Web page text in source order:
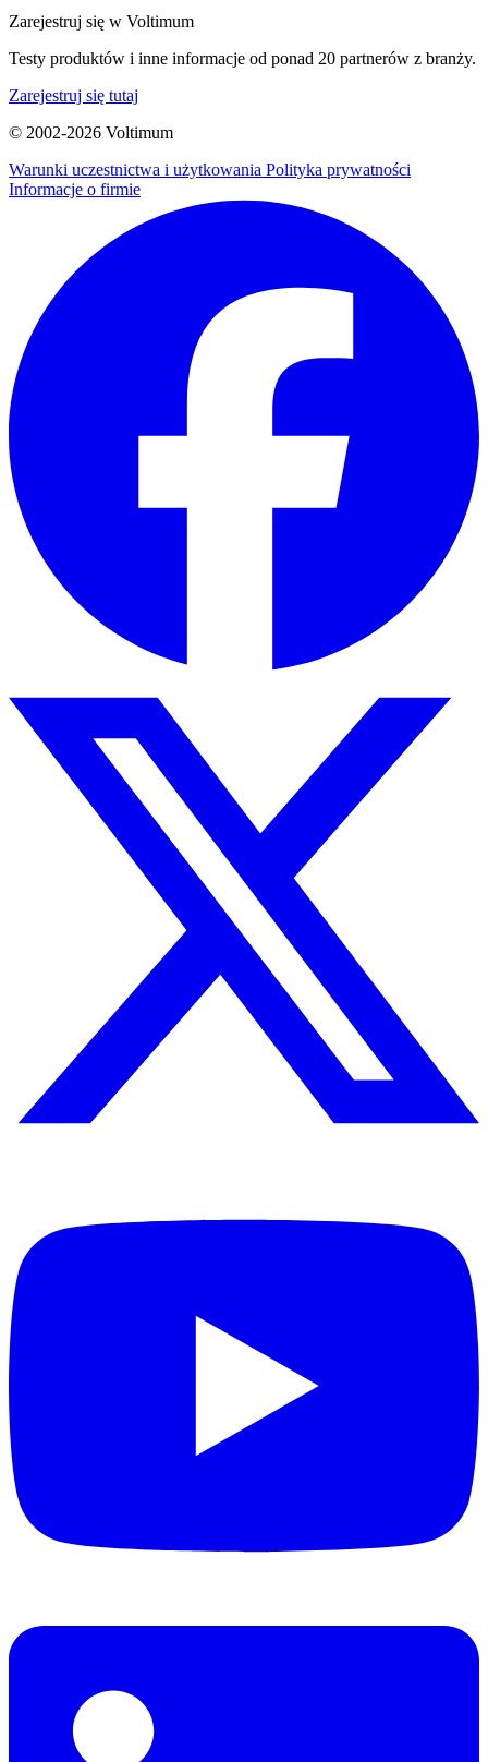
Zarejestruj się w Voltimum
Testy produktów i inne informacje od ponad 20 partnerów z branży.
Zarejestruj się tutaj
© 2002-2026 Voltimum
Warunki uczestnictwa i użytkowania Polityka prywatności
Informacje o firmie